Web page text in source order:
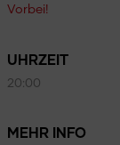
Vorbei!
UHRZEIT
20:00
MEHR INFO